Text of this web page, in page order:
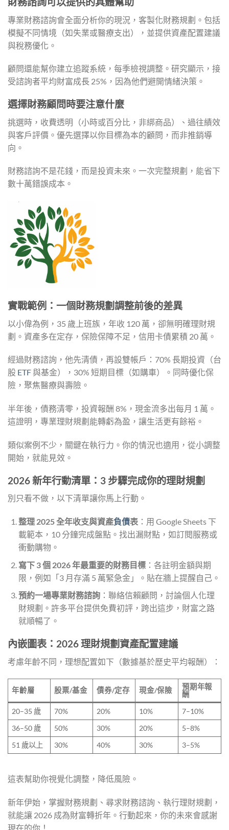
專業財務諮詢會全面分析你的現況，客製化財務規劃。包括
模擬不同情境（如失業或醫療支出），並提供資產配置建議
與稅務優化。
顧問還能幫你建立追蹤系統，每季檢視調整。研究顯示，接
受諮詢者平均財富成長 25%，因為他們避開情緒決策。
選擇財務顧問時要注意什麼
挑選時，收費透明（小時或百分比，非綁商品）、過往績效
與客戶評價。優先選擇以你目標為本的顧問，而非推銷導
向。
財務諮詢不是花錢，而是投資未來。一次完整規劃，能省下
數十萬錯誤成本。
實戰範例：一個財務規劃調整前後的差異
以小偉為例，35 歲上班族，年收 120 萬，卻無明確理財規
劃。資產多在定存，保險保障不足，信用卡債累積 20 萬。
經過財務諮詢，他先清債，再設雙帳戶：70% 長期投資（台
股 ETF與基金），30% 短期目標（如購車）。同時優化保
險，聚焦醫療與壽險。
半年後，債務清零，投資報酬 8%，現金流多出每月 1 萬。
這證明，專業理財規劃能轉虧為盈，讓生活更有餘裕。
類似案例不少，關鍵在執行力。你的情況也適用，從小調整
開始，就能見效。
2026 新年行動清單：3 步驟完成你的理財規劃
別只看不做，以下清單讓你馬上行動。
整理 2025 全年收支與資產負債表：用 Google Sheets 下
載範本，10 分鐘完成盤點。找出漏財點，如訂閱服務或
衝動購物。
寫下 3 個 2026 年最重要的財務目標：各註明金額與期
限，例如「3 月存滿 5 萬緊急金」。貼在牆上提醒自己。
預約一場專業財務諮詢：聯絡信賴顧問，討論個人化理
財規劃。許多平台提供免費初評，跨出這步，財富之路
就順暢了。
內嵌圖表：2026 理財規劃資產配置建議
考慮年齡不同，理想配置如下（數據基於歷史平均報酬）：
年齡層 股票/基金 債券/定存 現金/保險
預期年報
酬
20–35 歲
70% 20% 10%
7–10%
36–50 歲
50% 30% 20%
5–8%
51 歲以上
30% 40% 30% 3–5%
這表幫助你視覺化調整，降低風險。
新年伊始，掌握財務規劃、尋求財務諮詢、執行理財規劃，
就能讓 2026 成為財富轉折年。行動起來，你的未來會感謝
現在的你！